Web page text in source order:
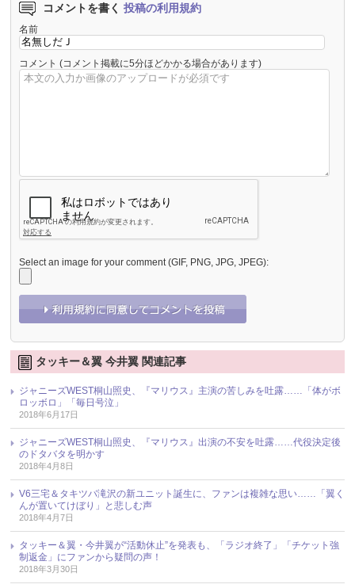
コメントを書く 投稿の利用規約
名前
コメント (コメント掲載に5分ほどかかる場合があります)
Select an image for your comment (GIF, PNG, JPG, JPEG):
タッキー＆翼 今井翼 関連記事
ジャニーズWEST桐山照史、『マリウス』主演の苦しみを吐露……「体がボ
ロッボロ」「毎日号泣」
2018年6月17日
ジャニーズWEST桐山照史、『マリウス』出演の不安を吐露……代役決定後
のドタバタを明かす
2018年4月8日
V6三宅＆タキツバ滝沢の新ユニット誕生に、ファンは複雑な思い……「翼く
んが置いてけぼり」と悲しむ声
2018年4月7日
タッキー＆翼・今井翼が“活動休止”を発表も、「ラジオ終了」「チケット強
制返金」にファンから疑問の声！
2018年3月30日